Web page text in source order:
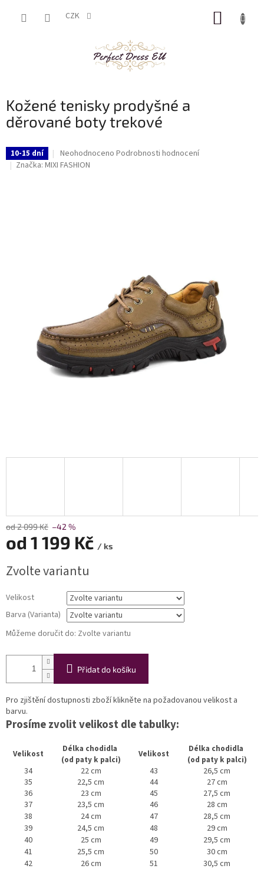
CZK
Kožené tenisky prodyšné a
děrované boty trekové
10-15 dní
Průměrné
hodnocení
Neohodnoceno Podrobnosti hodnocení
Značka: MIXI FASHION
od 2 099 Kč –42 %
od 1 199 Kč / ks
cena:
Zvolte variantu
Velikost
Barva (Varianta)
Můžeme doručit do: Zvolte variantu
Přidat do košíku
Pro zjištění dostupnosti zboží klikněte na požadovanou velikost a
barvu.
Prosíme zvolit velikost dle tabulky:
Velikost
Délka chodidla
(od paty k palci)
Velikost
Délka chodidla
(od paty k palci)
34 22 cm 43
26,5 cm
35
22,5 cm 44
27 cm
36
23 cm 45
27,5 cm
37
23,5 cm 46
28 cm
38
24 cm 47
28,5 cm
39
24,5 cm 48
29 cm
40
25 cm 49
29,5 cm
41
25,5 cm 50
30 cm
42
26 cm 51 30,5 cm